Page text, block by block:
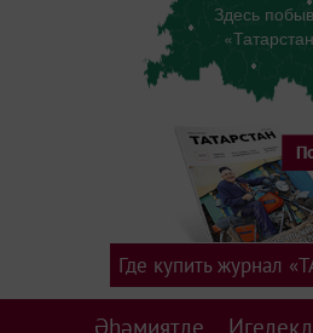
Здесь
Әһәмиятле
Где купить журнал